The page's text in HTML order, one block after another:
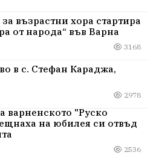
възрастни хора стартира
от народа“ във Варна
3168
в с. Стефан Караджа,
2978
варненското "Руско
на юбилея си отвъд
2536